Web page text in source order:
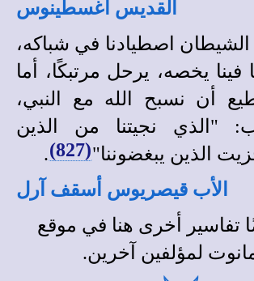
القديس أغسطينوس
الشيطان اصطيادنا في شباكه،
فينا يخصه، يرحل مرتبكًا، أما
أن نسبح الله مع النبي،
"الذي نجيتنا من الذين
الذين يبغضوننا"(827)
.
الأب قيصريوس أسقف آرل
تفاسير أخرى هنا في موقع
لمؤلفين آخرين.